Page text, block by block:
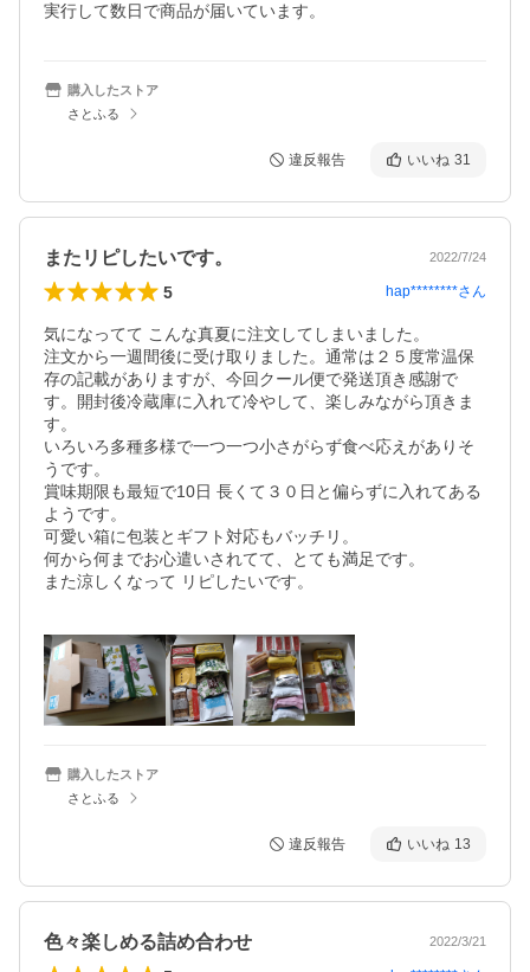
実行して数日で商品が届いています。
購入したストア
さとふる
違反報告 いいね 31
またリピしたいです。 2022/7/24
5 hap********さん
気になってて こんな真夏に注文してしまいました。
注文から一週間後に受け取りました。通常は２５度常温保
存の記載がありますが、今回クール便で発送頂き感謝で
す。開封後冷蔵庫に入れて冷やして、楽しみながら頂きま
す。
いろいろ多種多様で一つ一つ小さがらず食べ応えがありそ
うです。
賞味期限も最短で10日 長くて３０日と偏らずに入れてある
ようです。
可愛い箱に包装とギフト対応もバッチリ。
何から何までお心遣いされてて、とても満足です。
また涼しくなって リピしたいです。
購入したストア
さとふる
違反報告 いいね 13
色々楽しめる詰め合わせ 2022/3/21